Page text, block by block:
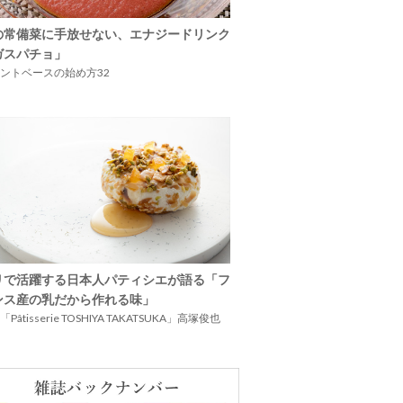
常備菜に手放せない、エナジードリンク
パチョ」
トベースの始め方32
で活躍する日本人パティシエが語る「フ
産の乳だから作れる味」
Pâtisserie TOSHIYA TAKATSUKA」高塚俊也